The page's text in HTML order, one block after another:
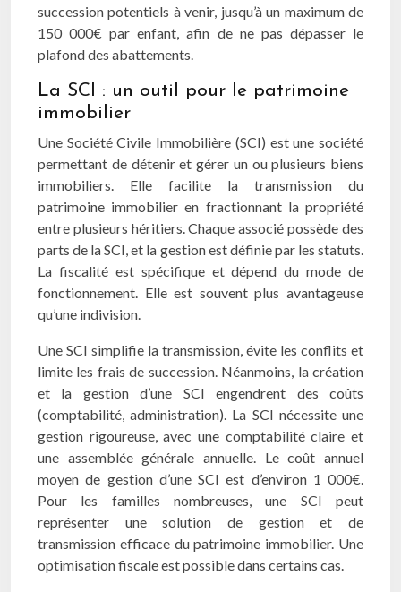
succession potentiels à venir, jusqu’à un maximum de
150 000€ par enfant, afin de ne pas dépasser le
plafond des abattements.
La SCI : un outil pour le patrimoine
immobilier
Une Société Civile Immobilière (SCI) est une société
permettant de détenir et gérer un ou plusieurs biens
immobiliers. Elle facilite la transmission du
patrimoine immobilier en fractionnant la propriété
entre plusieurs héritiers. Chaque associé possède des
parts de la SCI, et la gestion est définie par les statuts.
La fiscalité est spécifique et dépend du mode de
fonctionnement. Elle est souvent plus avantageuse
qu’une indivision.
Une SCI simplifie la transmission, évite les conflits et
limite les frais de succession. Néanmoins, la création
et la gestion d’une SCI engendrent des coûts
(comptabilité, administration). La SCI nécessite une
gestion rigoureuse, avec une comptabilité claire et
une assemblée générale annuelle. Le coût annuel
moyen de gestion d’une SCI est d’environ 1 000€.
Pour les familles nombreuses, une SCI peut
représenter une solution de gestion et de
transmission efficace du patrimoine immobilier. Une
optimisation fiscale est possible dans certains cas.